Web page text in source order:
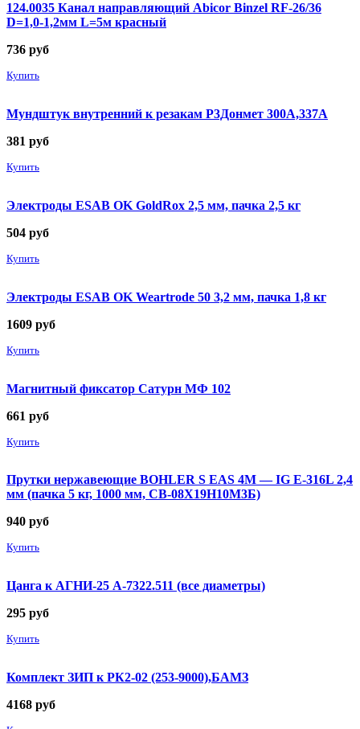
124.0035 Канал направляющий Abicor Binzel RF-26/36
D=1,0-1,2мм L=5м красный
736 руб
Купить
Мундштук внутренний к резакам Р3Донмет 300А,337А
381 руб
Купить
Электроды ESAB OK GoldRox 2,5 мм, пачка 2,5 кг
504 руб
Купить
Электроды ESAB OK Weartrode 50 3,2 мм, пачка 1,8 кг
1609 руб
Купить
Магнитный фиксатор Сатурн МФ 102
661 руб
Купить
Прутки нержавеющие BOHLER S EAS 4M — IG E-316L 2,4
мм (пачка 5 кг, 1000 мм, СВ-08Х19Н10М3Б)
940 руб
Купить
Цанга к АГНИ-25 А-7322.511 (все диаметры)
295 руб
Купить
Комплект ЗИП к РК2-02 (253-9000),БАМЗ
4168 руб